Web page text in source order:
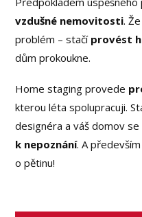
vzdušné nemovitosti.
problém – stačí provést
dům prokoukne.
Home staging provede
kterou léta spolupracuji.
designéra a váš domov
k nepoznání. A
o pětinu!